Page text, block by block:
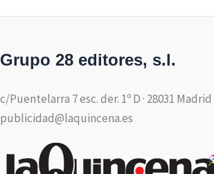
Grupo 28 editores, s.l.
c/Puentelarra 7 esc. der. 1º D · 28031 Madrid
publicidad@laquincena.es